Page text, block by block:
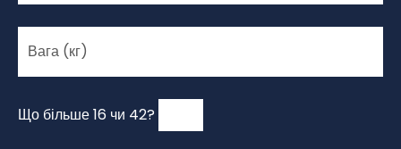
Що більше 16 чи 42?